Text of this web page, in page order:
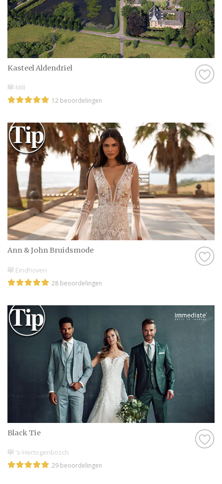
Kasteel Aldendriel
Mill
12 beoordelingen
Ann & John Bruidsmode
Eindhoven
28 beoordelingen
Black Tie
's-Hertogenbosch
29 beoordelingen